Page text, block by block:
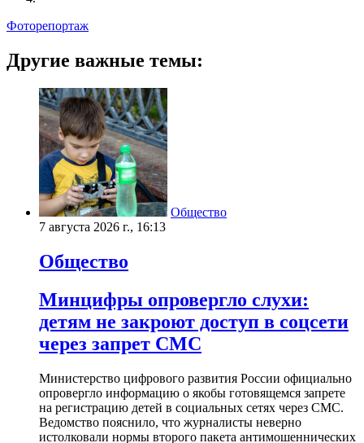
Фоторепортаж
Другие важные темы:
Общество
7 августа 2026 г., 16:13
Общество
Минцифры опровергло слухи:
детям не закроют доступ в соцсети
через запрет СМС
Министерство цифрового развития России официально
опровергло информацию о якобы готовящемся запрете
на регистрацию детей в социальных сетях через СМС.
Ведомство пояснило, что журналисты неверно
истолковали нормы второго пакета антимошеннических